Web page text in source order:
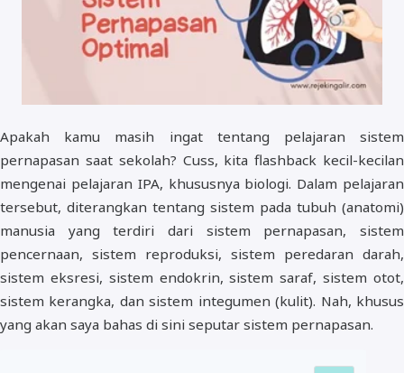
Apakah kamu masih ingat tentang pelajaran sistem
pernapasan saat sekolah? Cuss, kita flashback kecil-kecilan
mengenai pelajaran IPA, khususnya biologi. Dalam pelajaran
tersebut, diterangkan tentang sistem pada tubuh (anatomi)
manusia yang terdiri dari sistem pernapasan, sistem
pencernaan, sistem reproduksi, sistem peredaran darah,
sistem eksresi, sistem endokrin, sistem saraf, sistem otot,
sistem kerangka, dan sistem integumen (kulit). Nah, khusus
yang akan saya bahas di sini seputar sistem pernapasan.